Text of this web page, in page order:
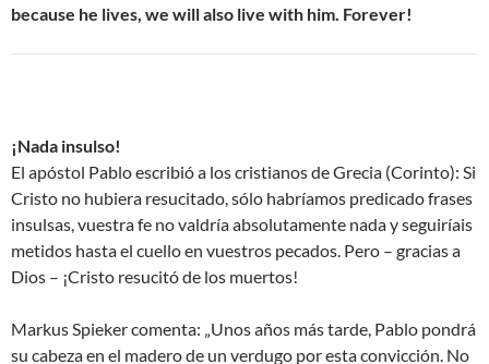
because he lives, we will also live with him. Forever!
¡Nada insulso!
El apóstol Pablo escribió a los cristianos de Grecia (Corinto): Si
Cristo no hubiera resucitado, sólo habríamos predicado frases
insulsas, vuestra fe no valdría absolutamente nada y seguiríais
metidos hasta el cuello en vuestros pecados. Pero – gracias a
Dios – ¡Cristo resucitó de los muertos!
Markus Spieker comenta: „Unos años más tarde, Pablo pondrá
su cabeza en el madero de un verdugo por esta convicción. No